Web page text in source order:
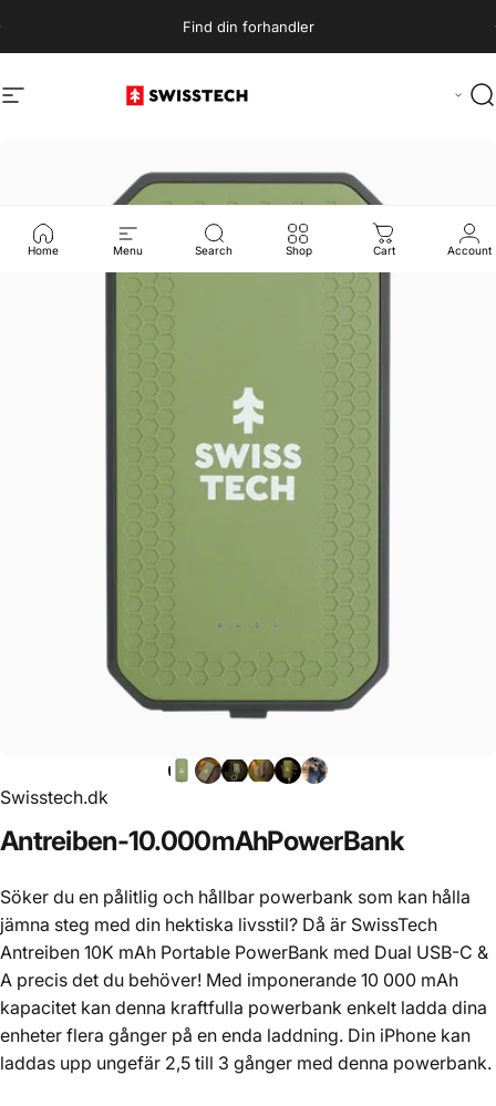
Find din forhandler
Navigering SwissTech
Home Menu Search Shop Cart Account
Swisstech.dk
Antreiben-10.000mAhPowerBank
Söker du en pålitlig och hållbar powerbank som kan hålla
jämna steg med din hektiska livsstil? Då är SwissTech
Antreiben 10K mAh Portable PowerBank med Dual USB-C &
A precis det du behöver! Med imponerande 10 000 mAh
kapacitet kan denna kraftfulla powerbank enkelt ladda dina
enheter flera gånger på en enda laddning. Din iPhone kan
laddas upp ungefär 2,5 till 3 gånger med denna powerbank.